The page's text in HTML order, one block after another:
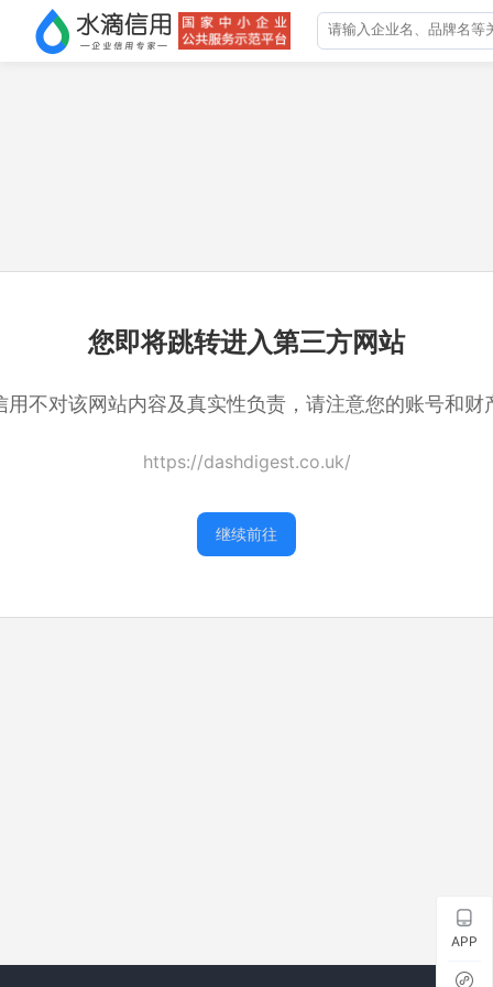
您即将跳转进入第三方网站
用不对该网站内容及真实性负责，请注意您的账号和财
https://dashdigest.co.uk/
继续前往
APP